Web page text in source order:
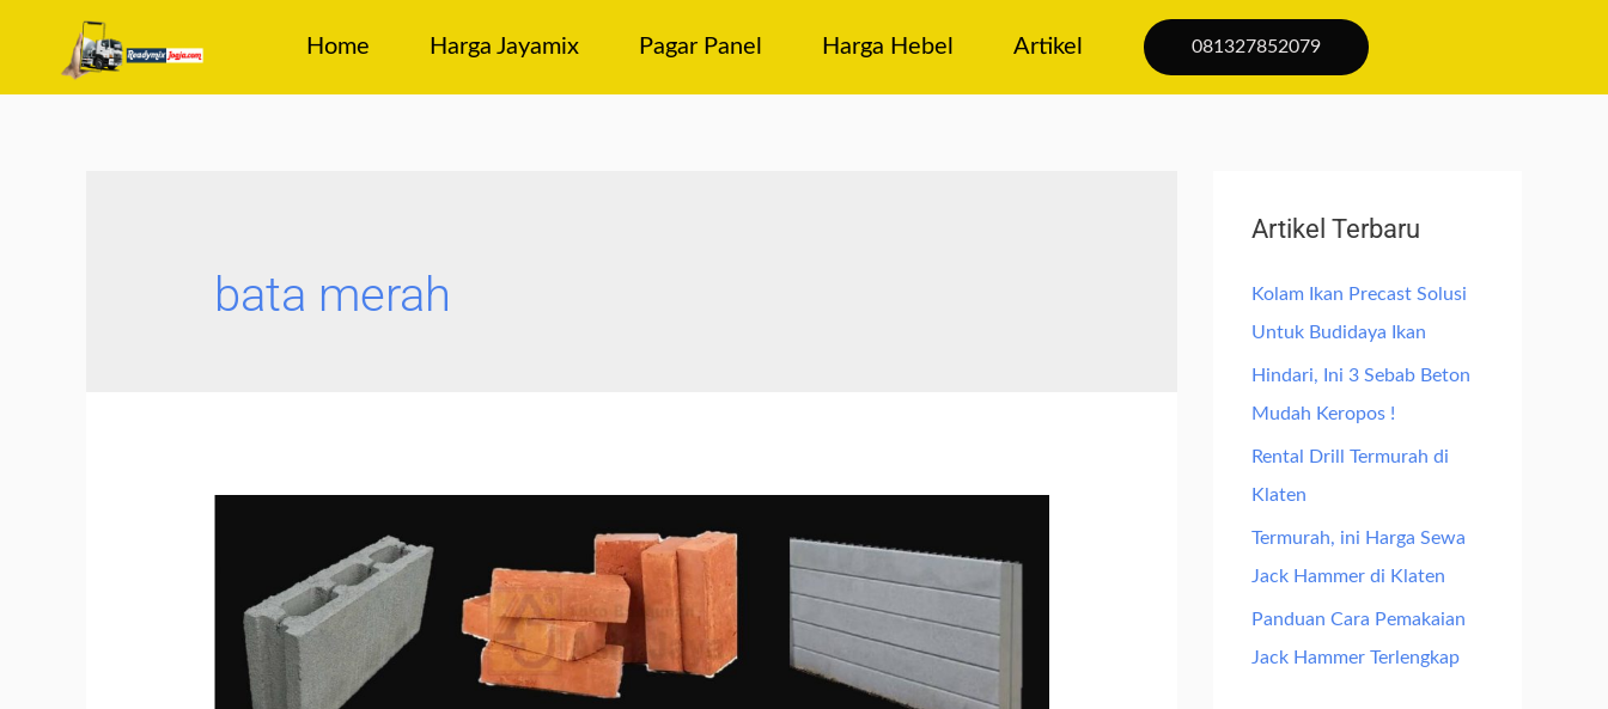
Home Harga Jayamix Pagar Panel Harga Hebel Artikel 081327852079
bata merah
Artikel Terbaru
Kolam Ikan Precast Solusi
Untuk Budidaya Ikan
Hindari, Ini 3 Sebab Beton
Mudah Keropos !
Rental Drill Termurah di
Klaten
Termurah, ini Harga Sewa
Jack Hammer di Klaten
Panduan Cara Pemakaian
Jack Hammer Terlengkap